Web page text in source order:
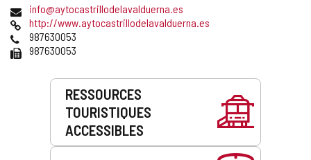
Adresse
de
courrier
électronique
info@aytocastrillodelavalduerna.es
Page
Web
http://www.aytocastrillodelavalduerna.es
Téléphones
987630053
Fax 987630053
Prestations
RESSOURCES
TOURISTIQUES
ACCESSIBLES